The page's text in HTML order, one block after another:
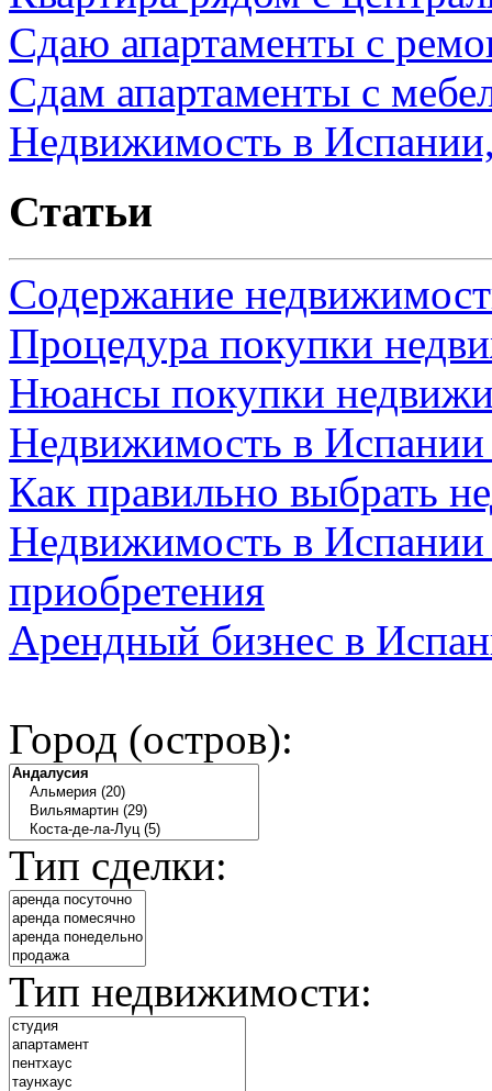
Сдаю апартаменты с
Сдам апартаменты с
Недвижимость в
Статьи
Содержание
Процедура покупки
Нюансы покупки
Недвижимость в
Как правильно выбрать
Недвижимость в Испании
приобретения
Арендный бизнес в
Город (остров):
Тип сделки:
Тип недвижимости: